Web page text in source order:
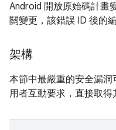
Android 開放原始碼計畫
關變更，該錯誤 ID 後的
架構
本節中最嚴重的安全漏
用者互動要求，直接取得